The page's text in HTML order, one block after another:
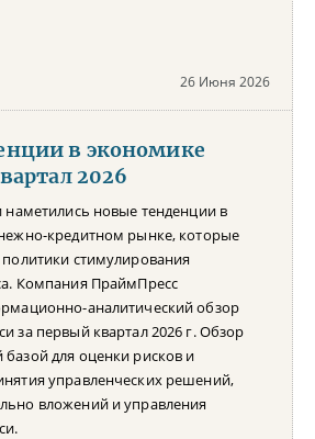
26 Июня 2026
в экономике
2026
наметились новые тенденции в
кредитном рынке, которые
политики стимулирования
Компания ПраймПресс
аналитический обзор
за первый квартал 2026 г. Обзор
для оценки рисков и
управленческих решений,
вложений и управления